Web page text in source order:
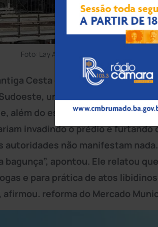
Foto: Lay Amorim/Achei Sudoeste
Cesta do Povo está em
um munícipe que
além do estado precário, o local
invadindo o prédio e furtando
autoridades não manifestam
apontou. Ele relatou
e para prática de atos
afirmou. reforma do Mercado